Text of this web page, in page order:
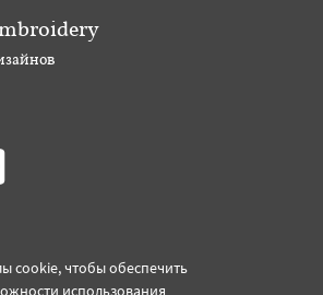
cookie, чтобы обеспечить
использования